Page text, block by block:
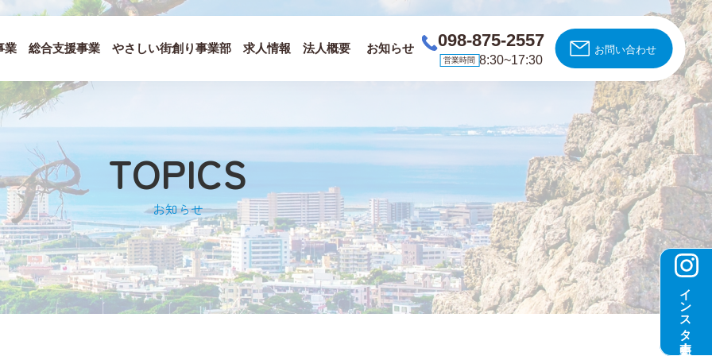
098-875-2557
営業時間 8:30~17:30
業 総合支援事業 やさしい街創り事業部 求人情報 法人概要 お知らせ お問い合わせ
インスタ更新中！
TOPICS
お知らせ